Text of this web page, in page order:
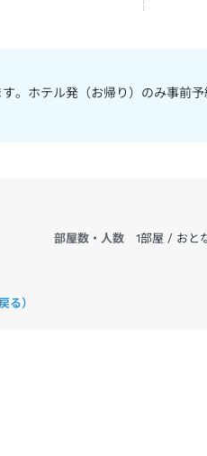
。ホテル発（お帰り）のみ事前
部屋数・人数
1部屋 / おと
る）